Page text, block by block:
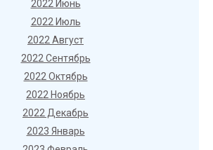
2022 Июнь
2022 Июль
2022 Август
2022 Сентябрь
2022 Октябрь
2022 Ноябрь
2022 Декабрь
2023 Январь